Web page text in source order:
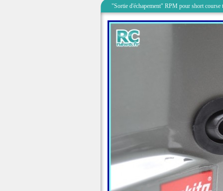
"Sortie d'échapement" RPM pour short course